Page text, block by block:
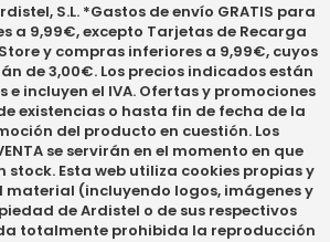
S.L. *Gastos de envío GRATIS para
a 9,99€, excepto Tarjetas de Recarga
y compras inferiores a 9,99€, cuyos
de 3,00€. Los precios indicados están
e incluyen el IVA. Ofertas y promociones
existencias o hasta fin de fecha de la
del producto en cuestión. Los
se servirán en el momento en que
stock. Esta web utiliza cookies propias y
material (incluyendo logos, imágenes y
de Ardistel o de sus respectivos
totalmente prohibida la reproducción